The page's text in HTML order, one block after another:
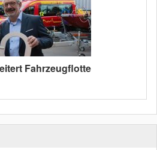
Fahrzeugflotte